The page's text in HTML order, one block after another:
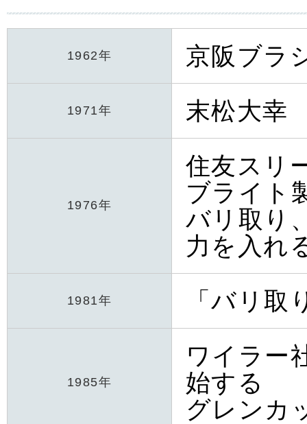
1962年 京阪ブラ
1971年 末松大幸
1976年
住友スリ
ブライト
バリ取り
力を入れ
1981年 「バリ取
1985年
ワイラー
始する
グレンカ